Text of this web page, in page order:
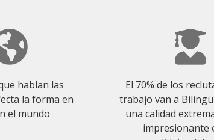
hablan las
la forma en
el mundo
El 70% de los
trabajo van a
una calidad
impresionante